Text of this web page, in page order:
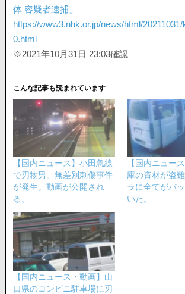
体 容疑者逮捕」
https://www3.nhk.or.jp/news/html/
0.html
※2021年10月31日 23:03確認
こんな記事も読まれています
【国内ニュース】小田急線
で刃物男。無差別刺傷事件
が発生。動画が公開され
る。
【国内ニュー
庫の資材が盗
ラに全てがバ
いた。
【国内ニュース・動画】山
口県のコンビニ駐車場に刃